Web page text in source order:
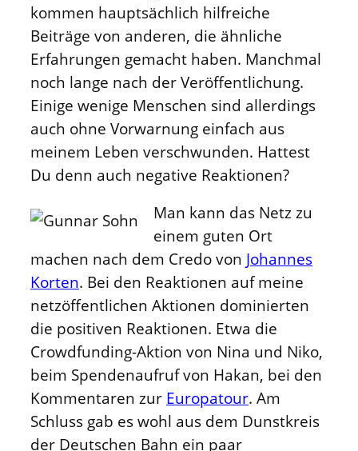
kommen hauptsächlich hilfreiche
Beiträge von anderen, die ähnliche
Erfahrungen gemacht haben. Manchmal
noch lange nach der Veröffentlichung.
Einige wenige Menschen sind allerdings
auch ohne Vorwarnung einfach aus
meinem Leben verschwunden. Hattest
Du denn auch negative Reaktionen?
Man kann das Netz zu
einem guten Ort
machen nach dem Credo von Johannes
Korten. Bei den Reaktionen auf meine
netzöffentlichen Aktionen dominierten
die positiven Reaktionen. Etwa die
Crowdfunding-Aktion von Nina und Niko,
beim Spendenaufruf von Hakan, bei den
Kommentaren zur Europatour. Am
Schluss gab es wohl aus dem Dunstkreis
der Deutschen Bahn ein paar